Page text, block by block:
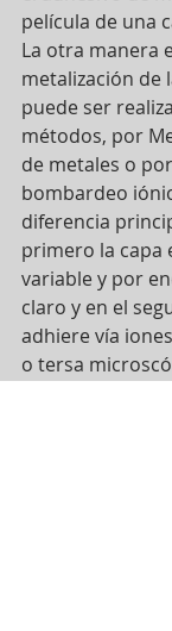
película de una
La otra manera
metalización de
puede ser
métodos, por
de metales o
bombardeo
diferencia
primero la capa
variable y por
claro y en el
adhiere vía
o tersa